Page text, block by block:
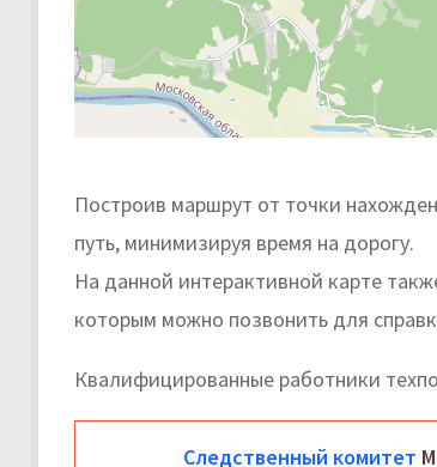
Построив маршрут от точки
путь, минимизируя время на дорогу.
На данной интерактивной карте
которым можно позвонить для
Квалифицированные работники
Следственный комитет